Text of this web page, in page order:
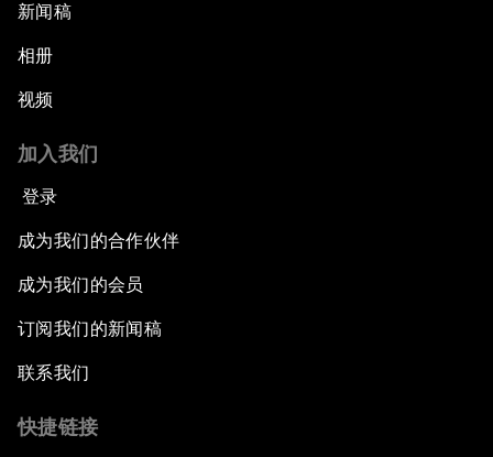
新闻稿
相册
视频
加入我们
登录
成为我们的合作伙伴
成为我们的会员
订阅我们的新闻稿
联系我们
快捷链接